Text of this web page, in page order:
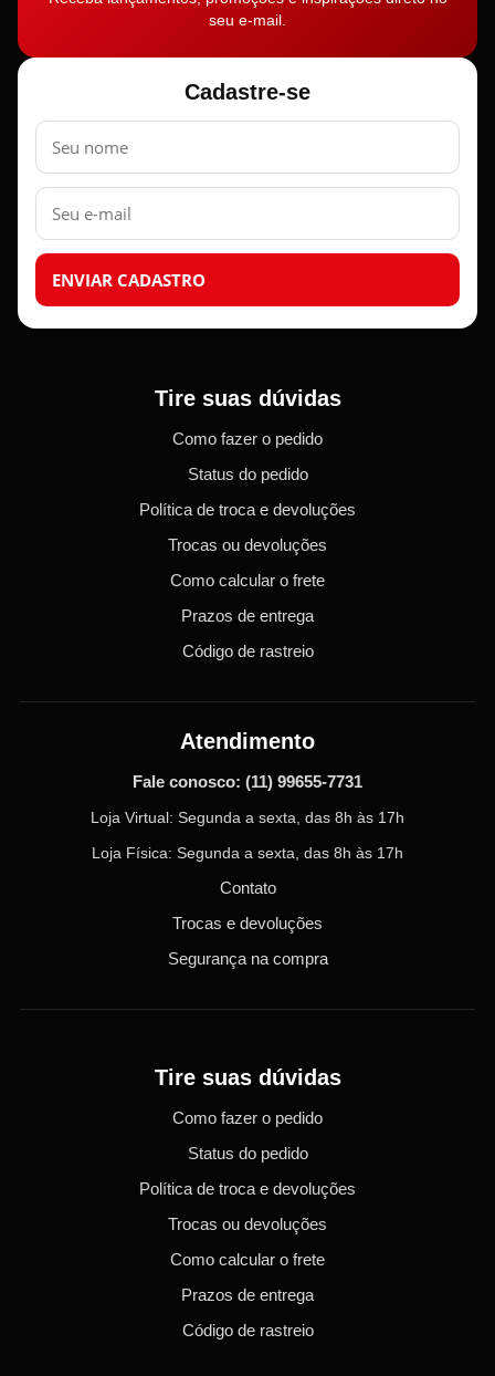
seu e-mail.
Cadastre-se
Nome
E-
mail
ENVIAR CADASTRO
Tire suas dúvidas
Como fazer o pedido
Status do pedido
Política de troca e devoluções
Trocas ou devoluções
Como calcular o frete
Prazos de entrega
Código de rastreio
Atendimento
Fale conosco: (11) 99655-7731
Loja Virtual: Segunda a sexta, das 8h às 17h
Loja Física: Segunda a sexta, das 8h às 17h
Contato
Trocas e devoluções
Segurança na compra
Tire suas dúvidas
Como fazer o pedido
Status do pedido
Política de troca e devoluções
Trocas ou devoluções
Como calcular o frete
Prazos de entrega
Código de rastreio